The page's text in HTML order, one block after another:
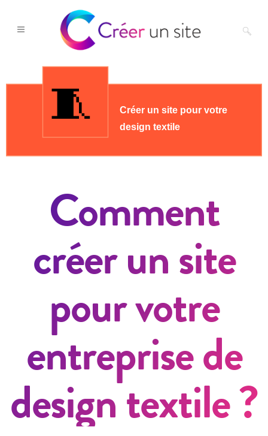
Comment
créer un site
pour votre
entreprise de
design textile ?